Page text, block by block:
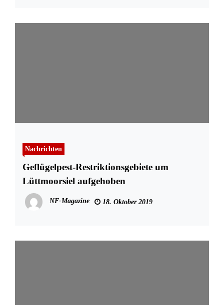
Nachrichten
Geflügelpest-Restriktionsgebiete um
Lüttmoorsiel aufgehoben
NF-Magazine 18. Oktober 2019